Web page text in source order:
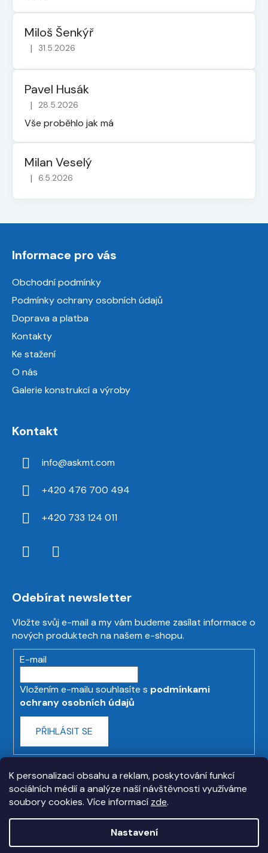
K personalizaci obsahu a reklam, poskytování funkcí
sociálních médií a analýze naší návštěvnosti využíváme
soubory cookies. Více informací zde.
Nastavení
Miloš Šenkýř
Hodnocení obchodu je 5 z 5 hvězdiček.
| 31.5.2026
Pavel Husák
Hodnocení obchodu je 5 z 5 hvězdiček.
| 28.5.2026
Vše proběhlo jak má
Milan Veselý
Hodnocení obchodu je 5 z 5 hvězdiček.
| 6.5.2026
Informace pro vás
Obchodní podmínky
Podmínky ochrany osobních údajů
Doprava a platba
Kontakty
Ke stažení
O nás
Galerie konstrukcí a výroby
Kontakt
info@askmt.com
+420 476 700 494
+420 733 124 011
Odebírat newsletter
Vložte svůj e-mail a my vám budeme zasílat informace o
nových produktech na našem e-shopu.
E-mail
Vložením e-mailu souhlasíte s podmínkami
ochrany osobních údajů
PŘIHLÁSIT SE